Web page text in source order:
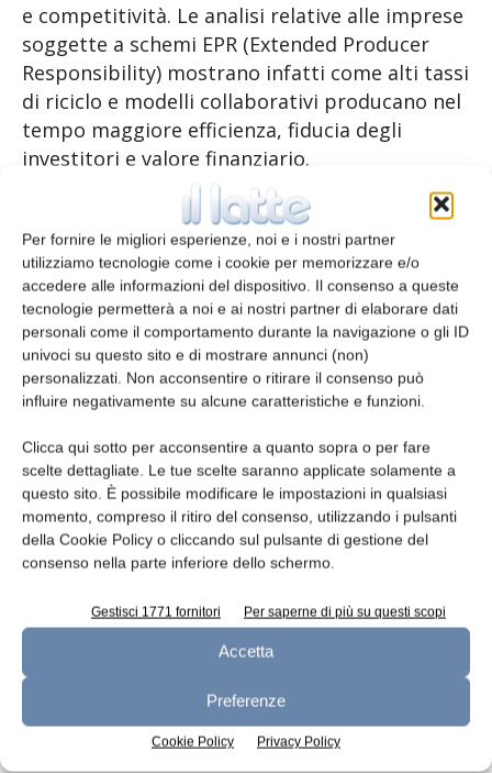
Per fornire le migliori esperienze, noi e i nostri partner
utilizziamo tecnologie come i cookie per memorizzare e/o
accedere alle informazioni del dispositivo. Il consenso a queste
tecnologie permetterà a noi e ai nostri partner di elaborare dati
personali come il comportamento durante la navigazione o gli ID
univoci su questo sito e di mostrare annunci (non)
personalizzati. Non acconsentire o ritirare il consenso può
influire negativamente su alcune caratteristiche e funzioni.
Clicca qui sotto per acconsentire a quanto sopra o per fare
scelte dettagliate. Le tue scelte saranno applicate solamente a
questo sito. È possibile modificare le impostazioni in qualsiasi
momento, compreso il ritiro del consenso, utilizzando i pulsanti
della Cookie Policy o cliccando sul pulsante di gestione del
consenso nella parte inferiore dello schermo.
Gestisci 1771 fornitori Per saperne di più su questi scopi
Accetta
Preferenze
Cookie Policy Privacy Policy
e competitività. Le analisi relative alle imprese
soggette a schemi EPR (Extended Producer
Responsibility) mostrano infatti come alti tassi
di riciclo e modelli collaborativi producano nel
tempo maggiore efficienza, fiducia degli
investitori e valore finanziario.
In un contesto storico-economico segnato da
dinamiche tecnologiche, geopolitiche e di
mercato sempre più complesse, CONAI ha
promosso un dialogo tra istituzioni, imprese e
operatori finanziari. Ciò ha portato
all’individuazione di priorità strategiche
fondamentali per rafforzare la resilienza e la
competitività del sistema. È emersa,
innanzitutto, la necessità di regole chiare,
orientate ai risultati e capaci di consolidare
fiducia e pianificazione industriale. Una
maggiore stabilità normativa rappresenta
infatti un presupposto imprescindibile per
“L’Italia si conferma tra i leader europei nella
gestione dei rifiuti con risultati superiori alla
media dell’Unione. I numeri dell’economia
circolare testimoniano un sistema produttivo